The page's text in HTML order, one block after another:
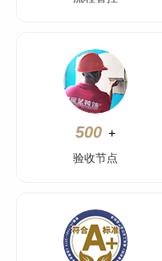
500 +
验收节点